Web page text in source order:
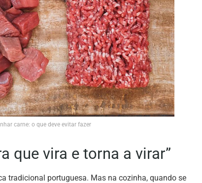
carne: o que deve evitar fazer
que vira e torna a virar”
tradicional portuguesa. Mas na cozinha, quando se